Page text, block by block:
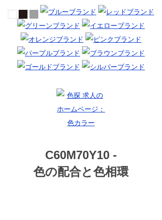
C60M70Y10 -
色の配合と色相環